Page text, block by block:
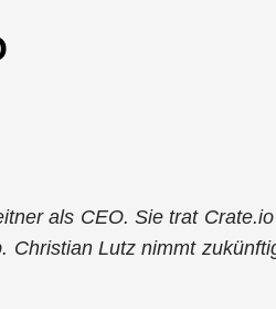
als CEO. Sie trat
Lutz nimmt